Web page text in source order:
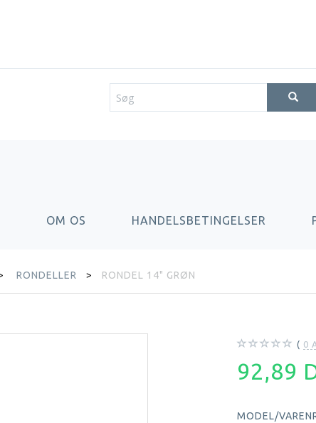
OM OS HANDELSBETINGELSER
RONDELLER RONDEL 14" GRØN
0
92,89
MODEL/